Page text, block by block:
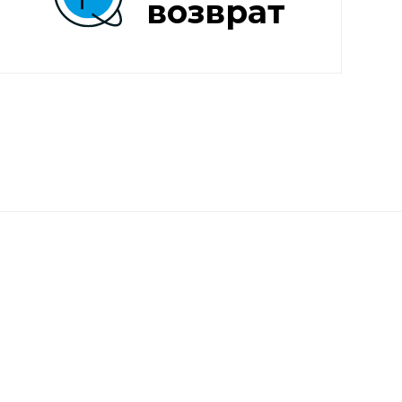
возврат